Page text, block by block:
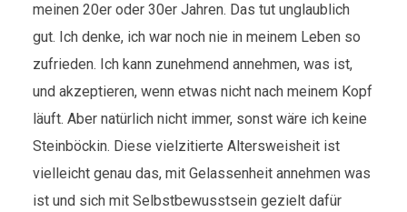
meinen 20er oder 30er Jahren. Das tut unglaublich
gut. Ich denke, ich war noch nie in meinem Leben so
zufrieden. Ich kann zunehmend annehmen, was ist,
und akzeptieren, wenn etwas nicht nach meinem Kopf
läuft. Aber natürlich nicht immer, sonst wäre ich keine
Steinböckin. Diese vielzitierte Altersweisheit ist
vielleicht genau das, mit Gelassenheit annehmen was
ist und sich mit Selbstbewusstsein gezielt dafür